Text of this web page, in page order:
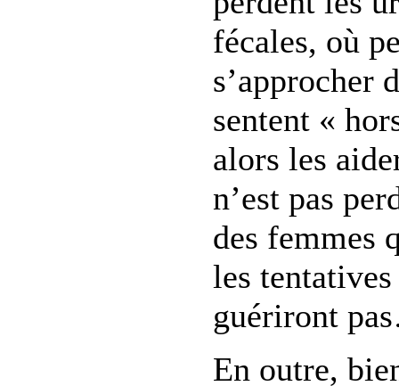
fécales, où
s’approcher
sentent «
alors les
n’est pas
des femmes
les
guériront
En outre,